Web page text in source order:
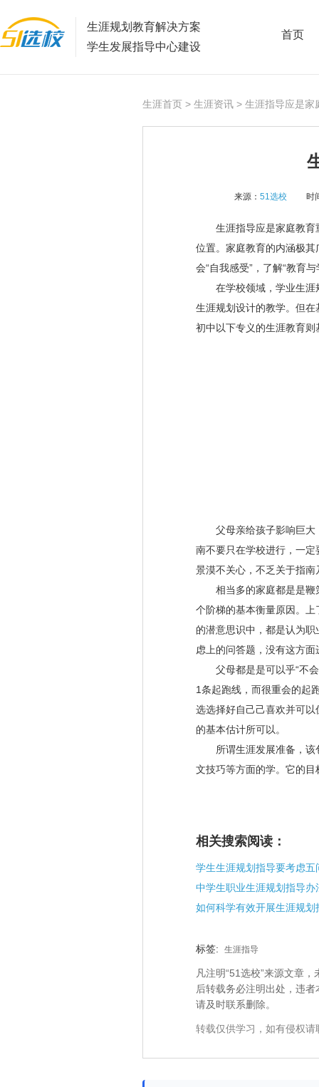
生涯规划教育解决方案
学生发展指导中心建设
首页
生涯首页 > 生涯资讯 > 生涯指导应是家
来源： 51选校 时
生涯指导应是家庭教育
位置。家庭教育的内涵极
会“自我感受”，了解“教育
在学校领域，学业生涯
生涯规划设计的教学。但
初中以下专义的生涯教育
父母亲给孩子影响巨大
南不要只在学校进行，一
景漠不关心，不乏关于指
相当多的家庭都是是鞭
个阶梯的基本衡量原因。
的潜意思识中，都是认为
虑上的问答题，没有这方
父母都是是可以乎“不会
1条起跑线，而很重会的起
选选择好自己己喜欢并可
的基本估计所可以。
所谓生涯发展准备，该
文技巧等方面的学。它的
相关搜索阅读：
中学生职业生涯规划指导办
如何科学有效开展生涯规划
标签: 生涯指导
凡注明“51选校”来源文章
后转载务必注明出处，违
请及时联系删除。
转载仅供学习，如有侵权